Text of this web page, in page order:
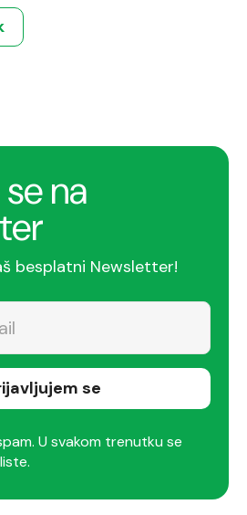
vreme, povećavaju
mogućnost ljudske
jedan od najpopularnijih
moćne alate za
zadataka. U ovom
na
besplatni Newsletter!
se
U svakom trenutku se